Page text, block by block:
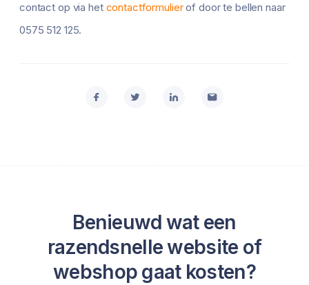
contact op via het contactformulierof door te bellen naar
0575 512 125.
Benieuwd wat een
razendsnelle website of
webshop gaat kosten?